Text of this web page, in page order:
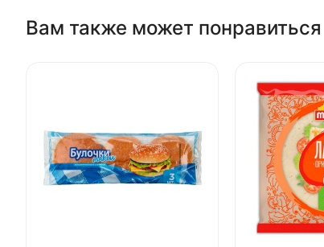
Вам также может понравиться